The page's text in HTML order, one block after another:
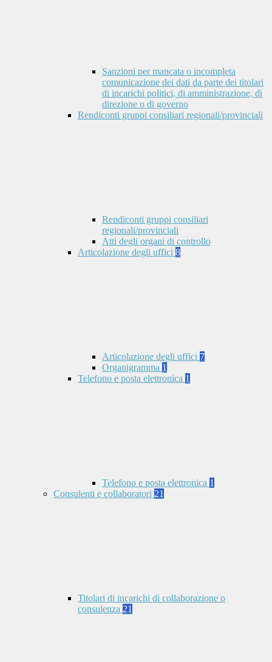
Sanzioni per mancata o incompleta
comunicazione dei dati da parte dei titolari
di incarichi politici, di amministrazione, di
direzione o di governo
Rendiconti gruppi consiliari regionali/provinciali
Rendiconti gruppi consiliari
regionali/provinciali
Atti degli organi di controllo
Articolazione degli uffici 8
Articolazione degli uffici 7
Organigramma 1
Telefono e posta elettronica 1
Telefono e posta elettronica 1
Consulenti e collaboratori 21
Titolari di incarichi di collaborazione o
consulenza 21